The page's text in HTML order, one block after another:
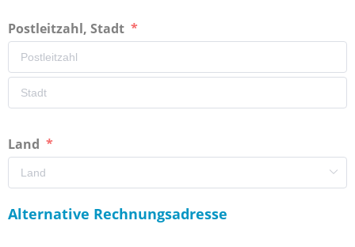
Postleitzahl, Stadt
Land
Alternative Rechnungsadresse